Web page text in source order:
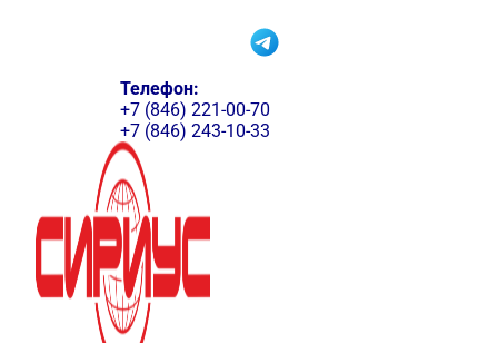
Телефон:
+7 (846) 221-00-70
+7 (846) 243-10-33